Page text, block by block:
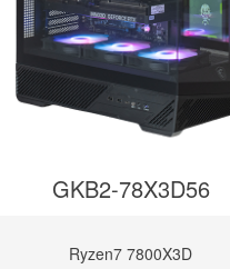
GKB2-78X3D56
Ryzen7 7800X3D